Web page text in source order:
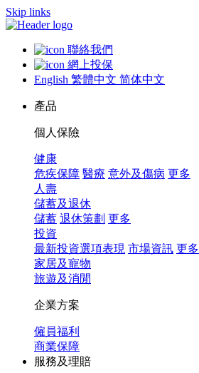
Skip links
聯絡我們
網上投保
English 繁體中文 简体中文
產品
個人保險
健康
危疾保障 醫療 意外及傷病 更多
人壽
儲蓄及退休
儲蓄 退休策劃 更多
投資
最新投資選項表現 市場資訊 更多
家居及寵物
旅遊及消閒
企業方案
僱員福利
商業保障
服務及理賠